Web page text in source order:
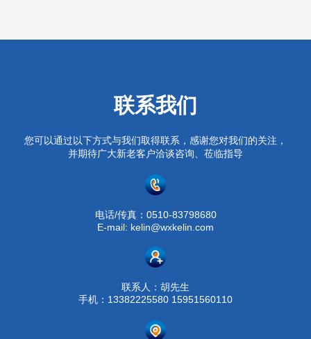
联系我们
您可以通过以下方式与我们取得联系，感谢您对我们的关注，
并期待广大新老客户洽谈咨询、莅临指导
电话/传真：0510-83798680
E-mail: kelin@wxkelin.com
联系人：胡先生
手机：13382225580 15951560110